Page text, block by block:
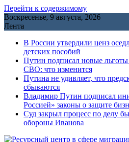
Перейти к содержимому
Воскресенье, 9 августа, 2026
Лента
В России утвердили ценз
детских пособий
Путин подписал новые льготы
СВО: что изменится
Путина не удивляет, что
сбываются
Владимир Путин подписал
Россией» законы о защите
Cуд закрыл процесс по делу
обороны Иванова